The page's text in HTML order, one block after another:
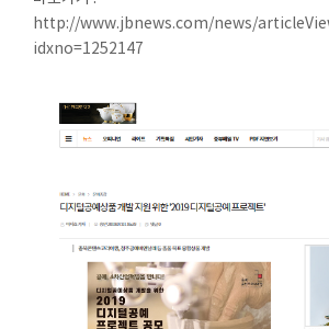
http://www.jbnews.com/news/
idxno=1252147